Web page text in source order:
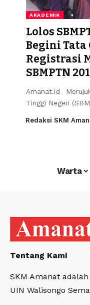
AKADEMIK
Lolos
Begini Tata
Registrasi
SBMPTN
Amanat.id-
Tinggi Negeri
Redaksi SKM
Warta
Tentang Kami
SKM Amanat
UIN Walisongo